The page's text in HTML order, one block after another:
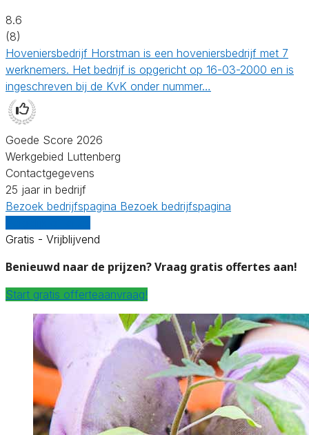
8.6
(8)
Hoveniersbedrijf Horstman is een hoveniersbedrijf met 7
werknemers. Het bedrijf is opgericht op 16-03-2000 en is
ingeschreven bij de KvK onder nummer…
Goede Score 2026
Werkgebied Luttenberg
Contactgegevens
25 jaar in bedrijf
Bezoek bedrijfspagina Bezoek bedrijfspagina
Gratis - Vrijblijvend
Benieuwd naar de prijzen? Vraag gratis offertes aan!
Start gratis offerteaanvraag!